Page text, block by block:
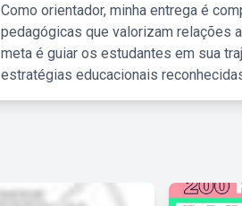
Como orientador, minha entrega é
pedagógicas que valorizam relações
meta é guiar os estudantes em sua
estratégias educacionais